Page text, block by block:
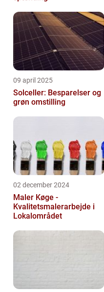
09 april 2025
Solceller: Besparelser og
grøn omstilling
02 december 2024
Maler Køge -
Kvalitetsmalerarbejde i
Lokalområdet